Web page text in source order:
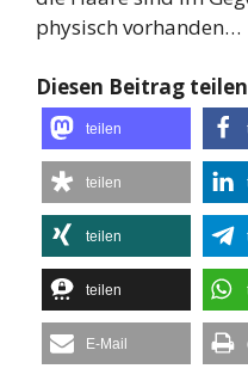
physisch vorhanden…
Diesen Beitrag teilen
teilen
teilen
teilen
teilen
E-Mail